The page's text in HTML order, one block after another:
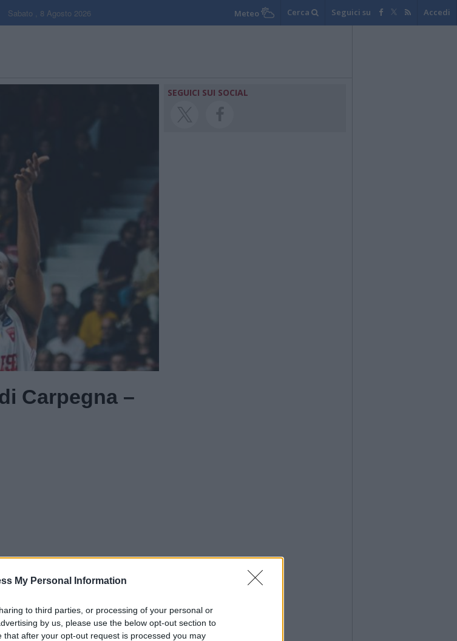
My Personal Information
to third parties, or processing of your personal or
by us, please use the below opt-out section to
after your opt-out request is processed you may
Sabato , 8 Agosto 2026 Meteo Cerca Seguici su Accedi
Carpegna –
SEGUICI SUI SOCIAL